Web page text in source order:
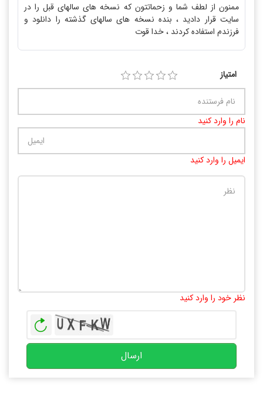
ممنون از لطف شما و زحماتتون که نسخه های سالهای قبل را در
سایت قرار دادید ، بنده نسخه های سالهای گذشته را دانلود و
فرزندم استفاده کردند ، خدا قوت
امتیاز
نام را وارد کنید
ایمیل را وارد کنید
نظر خود را وارد کنید
ارسال